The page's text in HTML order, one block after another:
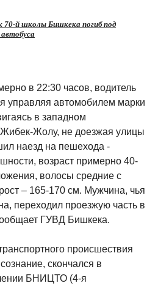
70-й школы Бишкека погиб под
в 22:30 часов, водитель
управляя автомобилем марки
в западном
Жолу, не доезжая улицы
наезд на пешехода -
возраст примерно 40-
волосы средние с
– 165-170 см. Мужчина, чья
переходил проезжую часть в
ГУВД Бишкека.
происшествия
скончался в
БНИЦТО (4-я